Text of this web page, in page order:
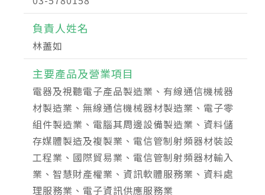
負責人姓名
林藎如
主要產品及營業項目
電器及視聽電子產品製造業、有線通信機械器
材製造業、無線通信機械器材製造業、電子零
組件製造業、電腦其周邊設備製造業、資料儲
存媒體製造及複製業、電信管制射頻器材裝設
工程業、國際貿易業、電信管制射頻器材輸入
業、智慧財產權業、資訊軟體服務業、資料處
理服務業、電子資訊供應服務業